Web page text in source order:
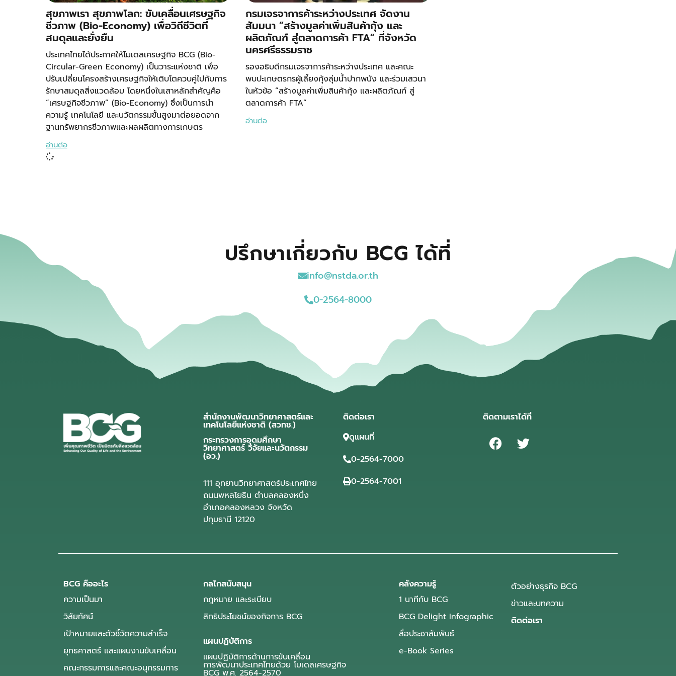
สุขภาพเรา สุขภาพโลก: ขับเคลื่อนเศรษฐกิจ
ชีวภาพ (Bio-Economy) เพื่อวิถีชีวิตที่
สมดุลและยั่งยืน
ประเทศไทยได้ประกาศให้โมเดลเศรษฐกิจ BCG (Bio-
Circular-Green Economy) เป็นวาระแห่งชาติ เพื่อ
ปรับเปลี่ยนโครงสร้างเศรษฐกิจให้เติบโตควบคู่ไปกับการ
รักษาสมดุลสิ่งแวดล้อม โดยหนึ่งในเสาหลักสำคัญคือ
“เศรษฐกิจชีวภาพ” (Bio-Economy) ซึ่งเป็นการนำ
ความรู้ เทคโนโลยี และนวัตกรรมขั้นสูงมาต่อยอดจาก
ฐานทรัพยากรชีวภาพและผลผลิตทางการเกษตร
อ่านต่อ
กรมเจรจาการค้าระหว่างประเทศ จัดงาน
สัมมนา “สร้างมูลค่าเพิ่มสินค้ากุ้ง และ
ผลิตภัณฑ์ สู่ตลาดการค้า FTA” ที่จังหวัด
นครศรีธรรมราช
รองอธิบดีกรมเจรจาการค้าระหว่างประเทศ และคณะ
พบปะเกษตรกรผู้เลี้ยงกุ้งลุ่มน้ำปากพนัง และร่วมเสวนา
ในหัวข้อ “สร้างมูลค่าเพิ่มสินค้ากุ้ง และผลิตภัณฑ์ สู่
ตลาดการค้า FTA”
อ่านต่อ
ปรึกษาเกี่ยวกับ BCG ได้ที่
info@nstda.or.th
0-2564-8000
สำนักงานพัฒนาวิทยาศาสตร์และ
เทคโนโลยีแห่งชาติ (สวทช.)
กระทรวงการอุดมศึกษา
วิทยาศาสตร์ วิจัยและนวัตกรรม
(อว.)
111 อุทยานวิทยาศาสตร์ประเทศไทย
ถนนพหลโยธิน ตำบลคลองหนึ่ง
อำเภอคลองหลวง จังหวัด
ปทุมธานี 12120
ติดต่อเรา
ดูแผนที่
0-2564-7000
0-2564-7001
ติดตามเราได้ที่
BCG คืออะไร
ความเป็นมา
วิสัยทัศน์
เป้าหมายและตัวชี้วัดความสำเร็จ
ยุทธศาสตร์ และแผนงานขับเคลื่อน
คณะกรรมการและคณะอนุกรรมการ
กลไกสนับสนุน
กฎหมาย และระเบียบ
สิทธิประโยชน์ของกิจการ BCG
แผนปฏิบัติการ
แผนปฏิบัติการด้านการขับเคลื่อน
การพัฒนาประเทศไทยด้วย โมเดลเศรษฐกิจ
BCG พ.ศ. 2564-2570
คลังความรู้
1 นาทีกับ BCG
BCG Delight Infographic
สื่อประชาสัมพันธ์
e-Book Series
ตัวอย่างธุรกิจ BCG
ข่าวและบทความ
ติดต่อเรา